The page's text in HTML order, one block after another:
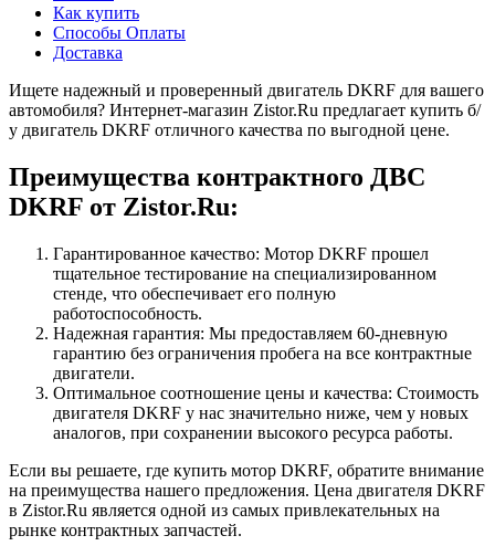
Как купить
Способы Оплаты
Доставка
Ищете надежный и проверенный двигатель DKRF для вашего
автомобиля? Интернет-магазин Zistor.Ru предлагает купить б/
у двигатель DKRF отличного качества по выгодной цене.
Преимущества контрактного ДВС
DKRF от Zistor.Ru:
Гарантированное качество: Мотор DKRF прошел
тщательное тестирование на специализированном
стенде, что обеспечивает его полную
работоспособность.
Надежная гарантия: Мы предоставляем 60-дневную
гарантию без ограничения пробега на все контрактные
двигатели.
Оптимальное соотношение цены и качества: Стоимость
двигателя DKRF у нас значительно ниже, чем у новых
аналогов, при сохранении высокого ресурса работы.
Если вы решаете, где купить мотор DKRF, обратите внимание
на преимущества нашего предложения. Цена двигателя DKRF
в Zistor.Ru является одной из самых привлекательных на
рынке контрактных запчастей.